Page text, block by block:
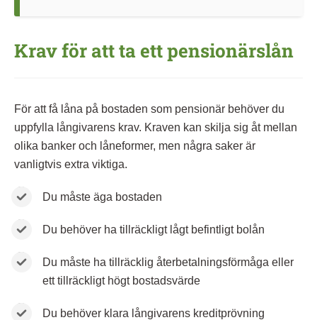
Krav för att ta ett pensionärslån
För att få låna på bostaden som pensionär behöver du
uppfylla långivarens krav. Kraven kan skilja sig åt mellan
olika banker och låneformer, men några saker är
vanligtvis extra viktiga.
Du måste äga bostaden
Du behöver ha tillräckligt lågt befintligt bolån
Du måste ha tillräcklig återbetalningsförmåga eller
ett tillräckligt högt bostadsvärde
Du behöver klara långivarens kreditprövning